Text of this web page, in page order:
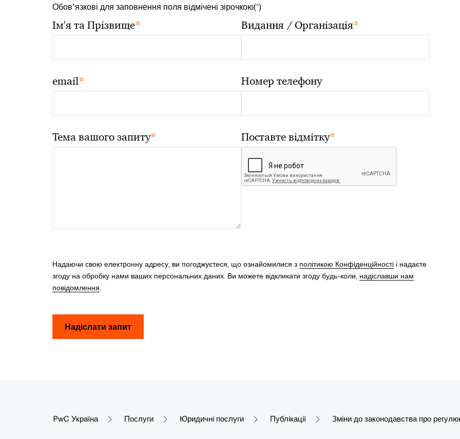
Обов'язкові для заповнення поля відмічені зірочкою(*)
Ім'я та Прізвище* Видання / Організація*
email* Номер телефону
Тема вашого запиту* Поставте відмітку*
Надаючи свою електронну адресу, ви погоджуєтеся, що ознайомилися з політикою Конфіденційності і надаєте
згоду на обробку нами ваших персональних даних. Ви можете відкликати згоду будь-коли, надіславши нам
повідомлення
Надіслати запит
PwC Україна Послуги Юридичні послуги Публікації Зміни до законодавства про